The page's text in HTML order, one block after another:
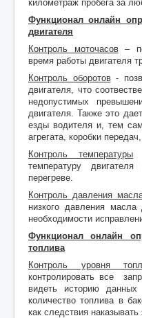
километраж пробега за
Функционал онлайн
двигателя
Контроль моточасов–
время работы двигателя
Контроль оборотов-
двигателя, что
недопустимых
двигателя. Также это
езды водителя и, тем
агрегата, коробки
Контроль температуры
температуру
перегреве.
Контроль давления
низкого давления масла
необходимости
Функционал онлайн
топлива
Контроль уровня
контролировать все
видеть историю
количество топлива в
как следствия